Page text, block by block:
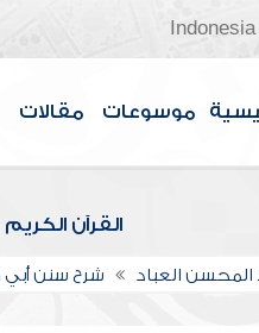
Indonesia
موسوعات مقالات
القرآن الكريم
المحسن العباد شرح سنن أبي